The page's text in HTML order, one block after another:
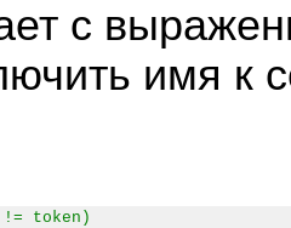
с
имя к
token)